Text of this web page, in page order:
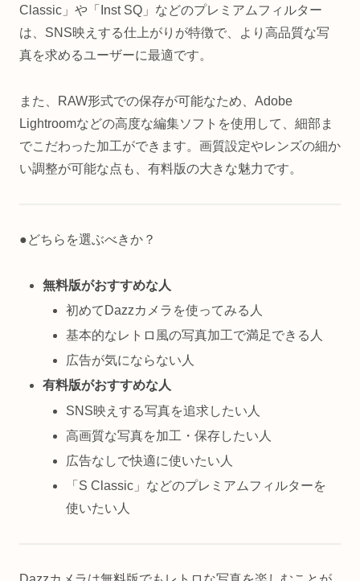
Classic」や「Inst SQ」などのプレミアムフィルター
は、SNS映えする仕上がりが特徴で、より高品質な写
真を求めるユーザーに最適です。
また、RAW形式での保存が可能なため、Adobe
Lightroomなどの高度な編集ソフトを使用して、細部ま
でこだわった加工ができます。画質設定やレンズの細か
い調整が可能な点も、有料版の大きな魅力です。
●どちらを選ぶべきか？
無料版がおすすめな人
初めてDazzカメラを使ってみる人
基本的なレトロ風の写真加工で満足できる人
広告が気にならない人
有料版がおすすめな人
SNS映えする写真を追求したい人
高画質な写真を加工・保存したい人
広告なしで快適に使いたい人
「S Classic」などのプレミアムフィルターを
使いたい人